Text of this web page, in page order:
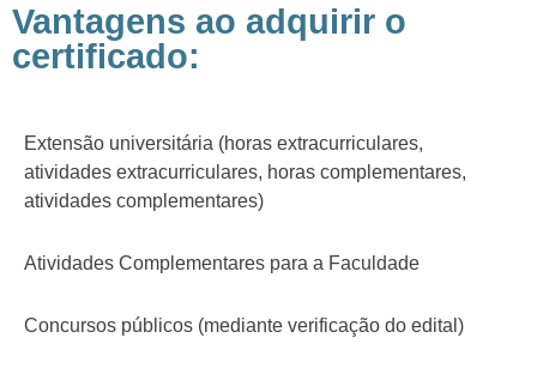
Vantagens ao adquirir o
certificado:
Extensão universitária (horas extracurriculares,
atividades extracurriculares, horas complementares,
atividades complementares)
Atividades Complementares para a Faculdade
Concursos públicos (mediante verificação do edital)